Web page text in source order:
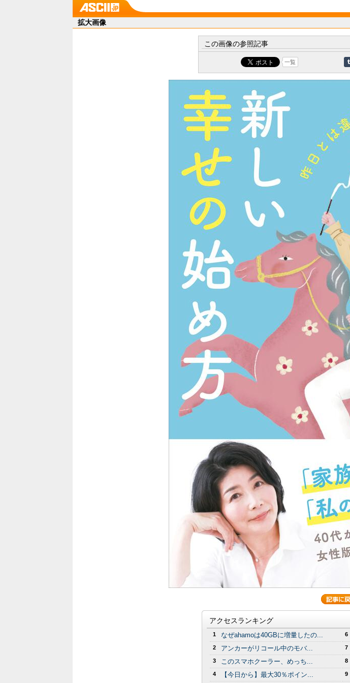
拡大画像
この画像の参照記事
一覧
アクセスランキング
1 なぜahamoは40GBに増量したの...
2 アンカーがリコール中のモバ...
3 このスマホクーラー、めっち...
4 【今日から】最大30％ポイン...
6
7
8
9